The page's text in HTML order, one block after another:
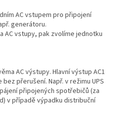
AC vstupem pro připojení
generátoru.
AC vstupy, pak zvolíme jednotku
AC výstupy. Hlavní výstup AC1
přerušení. Např. v režimu UPS
připojených spotřebičů (za
v případě výpadku distribuční